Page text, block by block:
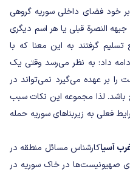
خود فضای داخلی سوریه گروهی
النصرة قبلی یا هر اسم دیگری
گرفتند به این معنا که با
داد: به نظر می‌رسد وقتی یک
بر عهده می‌گیرد نمی‌تواند در
باشد. لذا مجموعه این نکات سبب
فعلی به زیربناهای سوریه حمله
آسیاکارشناس مسائل منطقه در
صهیونیست‌ها در خاک سوریه در